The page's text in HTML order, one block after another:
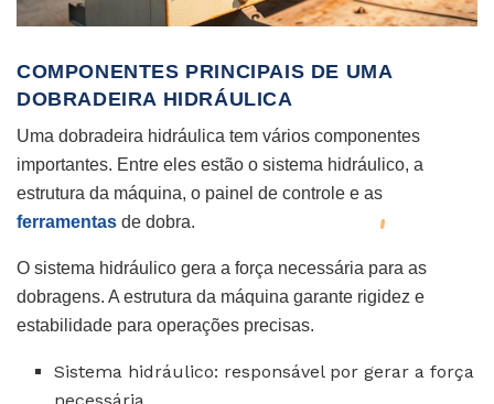
COMPONENTES PRINCIPAIS DE UMA
DOBRADEIRA HIDRÁULICA
Uma dobradeira hidráulica tem vários componentes
importantes. Entre eles estão o sistema hidráulico, a
estrutura da máquina, o painel de controle e as
ferramentas de dobra.
O sistema hidráulico gera a força necessária para as
dobragens. A estrutura da máquina garante rigidez e
estabilidade para operações precisas.
Sistema hidráulico: responsável por gerar a força